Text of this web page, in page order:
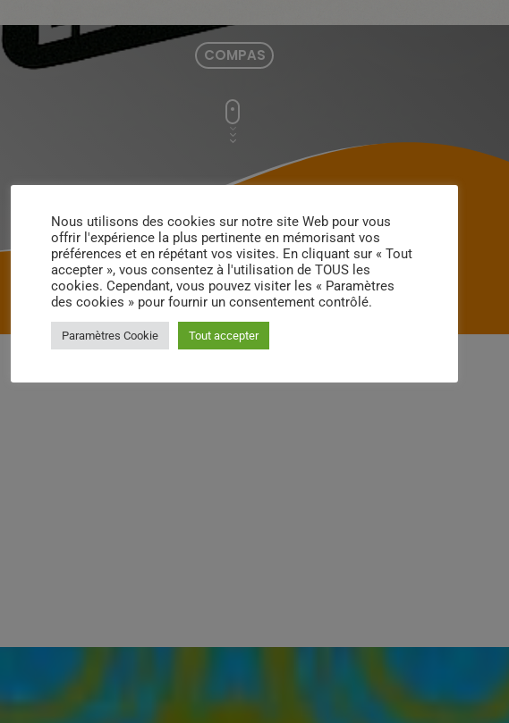
COMPAS
Nous utilisons des cookies sur notre site Web pour vous
offrir l'expérience la plus pertinente en mémorisant vos
préférences et en répétant vos visites. En cliquant sur « Tout
accepter », vous consentez à l'utilisation de TOUS les
cookies. Cependant, vous pouvez visiter les « Paramètres
des cookies » pour fournir un consentement contrôlé.
Paramètres Cookie Tout accepter